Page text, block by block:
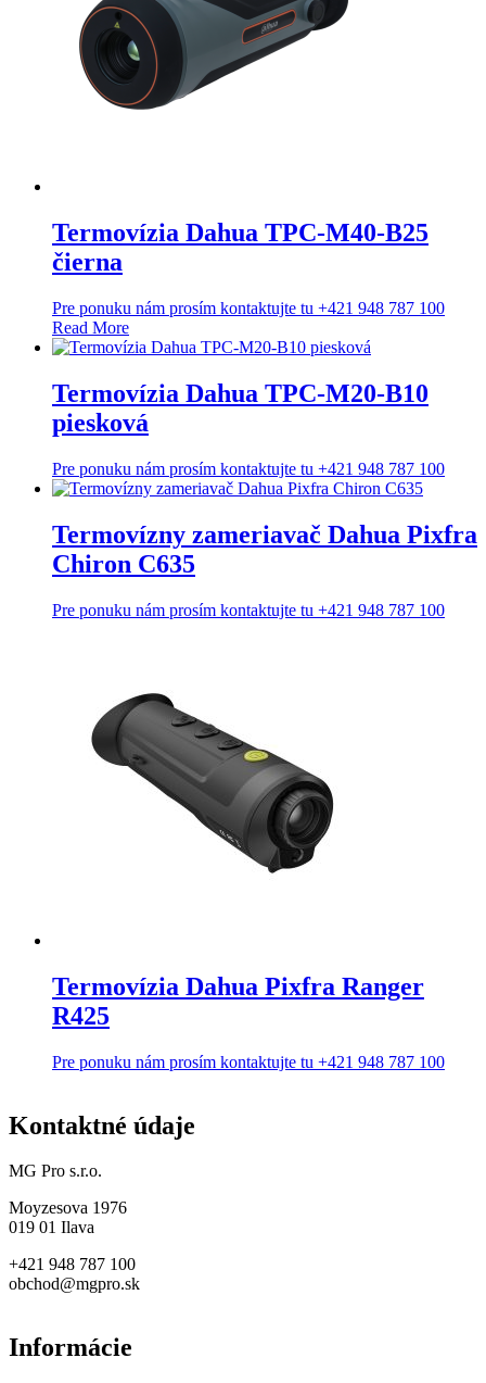
Termovízia Dahua TPC-M40-B25
čierna
Pre ponuku nám prosím kontaktujte tu +421 948 787 100
Read More
Termovízia Dahua TPC-M20-B10
piesková
Pre ponuku nám prosím kontaktujte tu +421 948 787 100
Termovízny zameriavač Dahua Pixfra
Chiron C635
Pre ponuku nám prosím kontaktujte tu +421 948 787 100
Termovízia Dahua Pixfra Ranger
R425
Pre ponuku nám prosím kontaktujte tu +421 948 787 100
Kontaktné údaje
MG Pro s.r.o.
Moyzesova 1976
019 01 Ilava
+421 948 787 100
obchod@mgpro.sk
Informácie